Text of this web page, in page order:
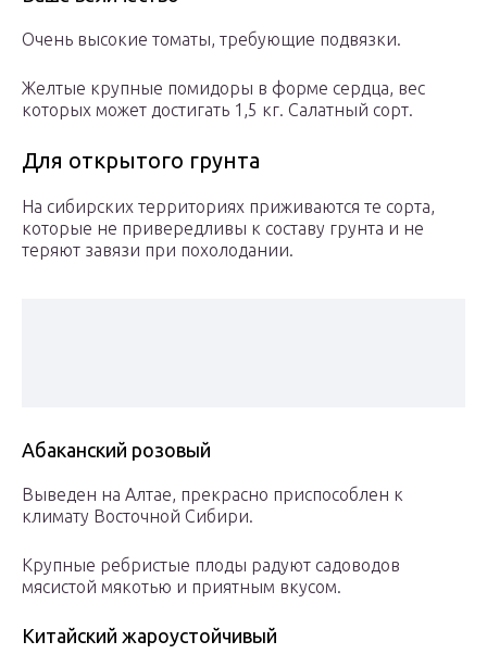
Очень высокие томаты, требующие подвязки.
Желтые крупные помидоры в форме сердца, вес
которых может достигать 1,5 кг. Салатный сорт.
Для открытого грунта
На сибирских территориях приживаются те сорта,
которые не привередливы к составу грунта и не
теряют завязи при похолодании.
Абаканский розовый
Выведен на Алтае, прекрасно приспособлен к
климату Восточной Сибири.
Крупные ребристые плоды радуют садоводов
мясистой мякотью и приятным вкусом.
Китайский жароустойчивый